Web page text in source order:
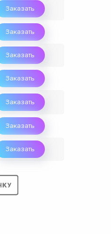
Заказать
Заказать
Заказать
Заказать
Заказать
Заказать
Заказать